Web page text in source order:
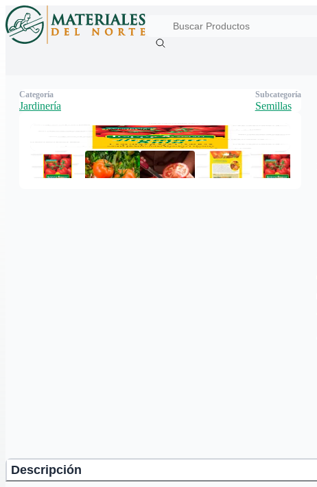
Categoría
Jardinería
Subcategoría
Semillas
Descripción